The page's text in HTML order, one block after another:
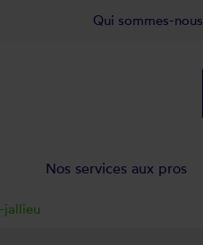
jallieu
Qui sommes-nous
Nos services aux pros